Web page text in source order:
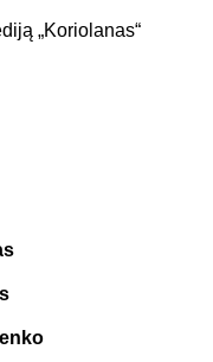
„Koriolanas“